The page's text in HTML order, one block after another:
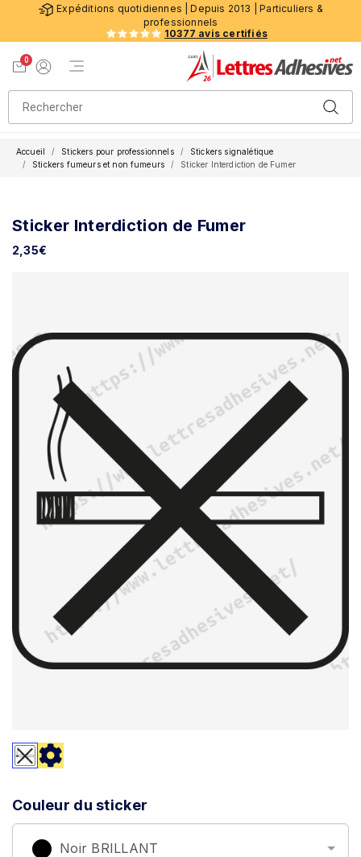
Expéditions quotidiennes | Depuis 2013 | Particuliers &
professionnels
10377 avis certifiés
0
Menu de navigation
Accueil Stickers pour professionnels
Stickers signalétique
Stickers fumeurs et non fumeurs
Sticker Interdiction de Fumer
Sticker Interdiction de Fumer
2,35€
Couleur du sticker
Noir BRILLANT